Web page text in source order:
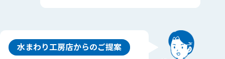
水まわり工房店からのご提案